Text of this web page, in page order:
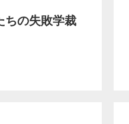
ちの失敗学裁